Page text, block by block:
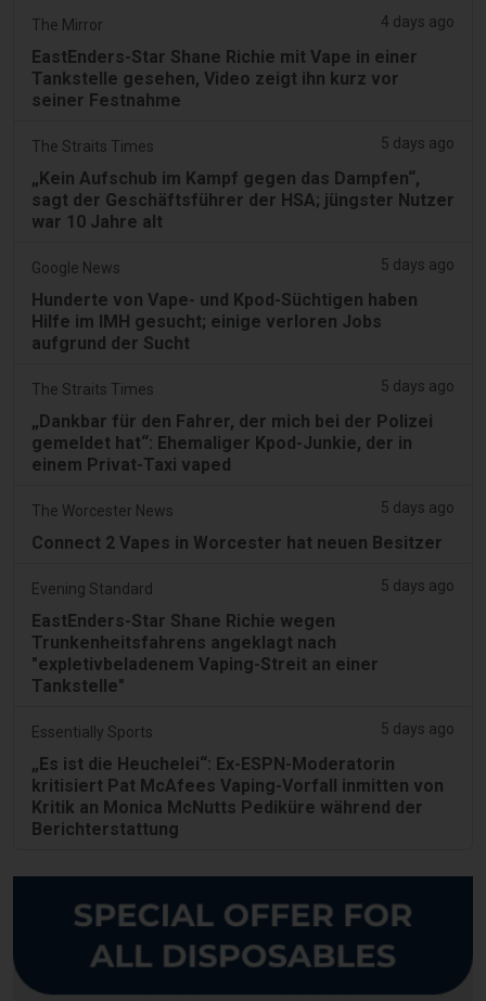
The Mirror 4 days ago
EastEnders-Star Shane Richie mit Vape in einer
Tankstelle gesehen, Video zeigt ihn kurz vor
seiner Festnahme
The Straits Times 5 days ago
„Kein Aufschub im Kampf gegen das Dampfen“,
sagt der Geschäftsführer der HSA; jüngster Nutzer
war 10 Jahre alt
Google News 5 days ago
Hunderte von Vape- und Kpod-Süchtigen haben
Hilfe im IMH gesucht; einige verloren Jobs
aufgrund der Sucht
The Straits Times 5 days ago
„Dankbar für den Fahrer, der mich bei der Polizei
gemeldet hat“: Ehemaliger Kpod-Junkie, der in
einem Privat-Taxi vaped
The Worcester News 5 days ago
Connect 2 Vapes in Worcester hat neuen Besitzer
Evening Standard 5 days ago
EastEnders-Star Shane Richie wegen
Trunkenheitsfahrens angeklagt nach
"expletivbeladenem Vaping-Streit an einer
Tankstelle"
Essentially Sports 5 days ago
„Es ist die Heuchelei“: Ex-ESPN-Moderatorin
kritisiert Pat McAfees Vaping-Vorfall inmitten von
Kritik an Monica McNutts Pediküre während der
Berichterstattung